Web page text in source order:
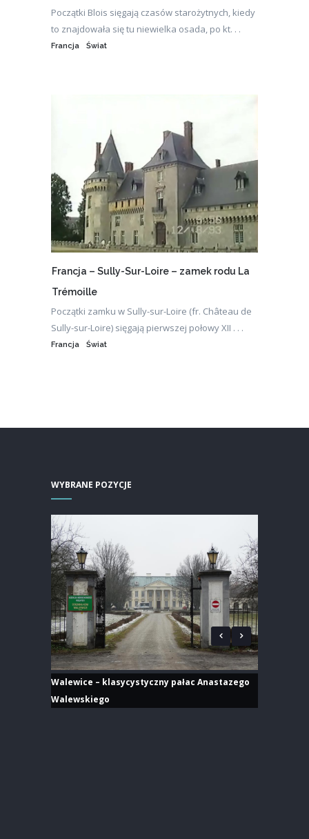
Początki Blois sięgają czasów starożytnych, kiedy
to znajdowała się tu niewielka osada, po kt. . .
Francja Świat
Francja – Sully-Sur-Loire – zamek rodu La
Trémoille
Początki zamku w Sully-sur-Loire (fr. Château de
Sully-sur-Loire) sięgają pierwszej połowy XII . . .
Francja Świat
WYBRANE POZYCJE
Walewice – klasycystyczny pałac Anastazego
Walewskiego